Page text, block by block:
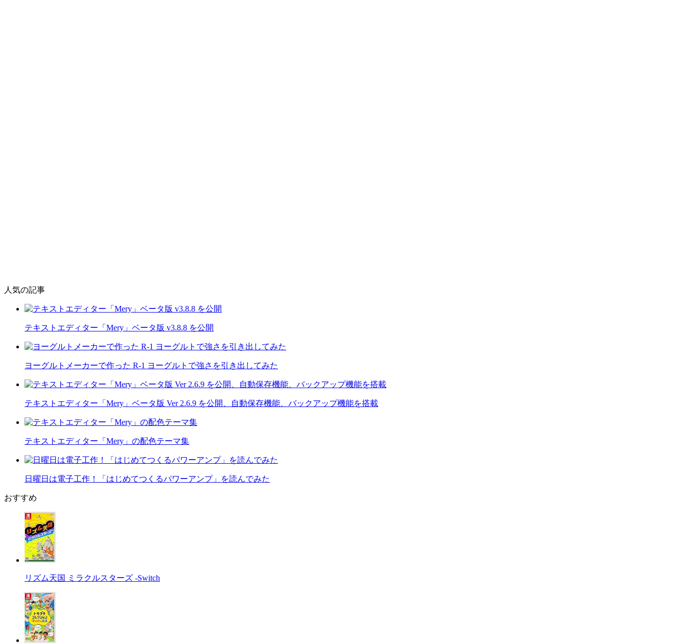
人気の記事
テキストエディター「Mery」ベータ版 v3.8.8 を公開
ヨーグルトメーカーで作った R-1 ヨーグルトで強さを引き出してみた
テキストエディター「Mery」ベータ版 Ver 2.6.9 を公開、自動保存機能、バックアップ機能を搭載
テキストエディター「Mery」の配色テーマ集
日曜日は電子工作！「はじめてつくるパワーアンプ」を読んでみた
おすすめ
リズム天国 ミラクルスターズ -Switch